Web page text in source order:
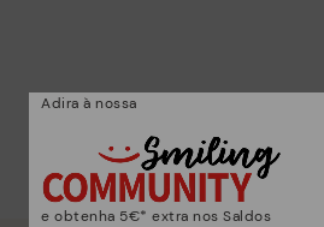
Adira à nossa
e obtenha 5€* extra nos Saldos